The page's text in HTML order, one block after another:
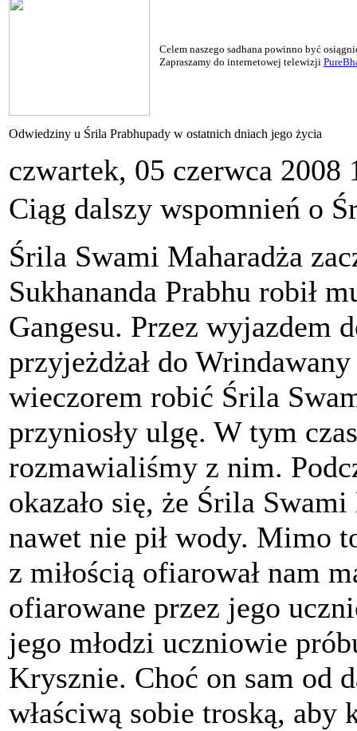
Celem naszego sadhana powinno być
Zapraszamy do internetowej telewizji
Odwiedziny u Śrila Prabhupady w ostatnich dniach jego życia
czwartek, 05 czerwca 2008
Ciąg dalszy wspomnień o
Śrila Swami Maharadża
Sukhananda Prabhu robił
Gangesu. Przez wyjazdem
przyjeżdżał do
wieczorem robić Śrila
przyniosły ulgę. W tym
rozmawialiśmy z nim.
okazało się, że Śrila
nawet nie pił wody. Mimo
z miłością ofiarował nam
ofiarowane przez jego
jego młodzi uczniowie
Krysznie. Choć on sam od
właściwą sobie troską, aby